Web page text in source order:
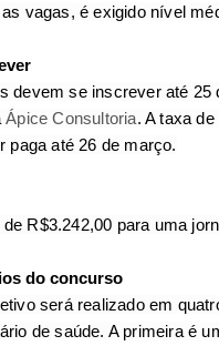
vagas, é exigido nível
devem se inscrever até 25
Ápice Consultoria. A taxa
paga até 26 de março.
R$3.242,00 para uma
do concurso
será realizado em
de saúde. A primeira é